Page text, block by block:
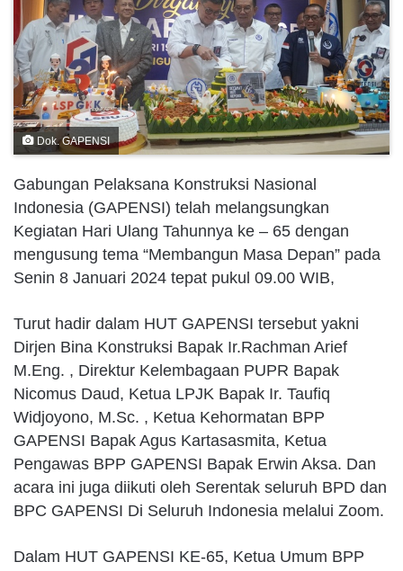
Dok. GAPENSI
Gabungan Pelaksana Konstruksi Nasional
Indonesia (GAPENSI) telah melangsungkan
Kegiatan Hari Ulang Tahunnya ke – 65 dengan
mengusung tema “Membangun Masa Depan” pada
Senin 8 Januari 2024 tepat pukul 09.00 WIB,
Turut hadir dalam HUT GAPENSI tersebut yakni
Dirjen Bina Konstruksi Bapak Ir.Rachman Arief
M.Eng. , Direktur Kelembagaan PUPR Bapak
Nicomus Daud, Ketua LPJK Bapak Ir. Taufiq
Widjoyono, M.Sc. , Ketua Kehormatan BPP
GAPENSI Bapak Agus Kartasasmita, Ketua
Pengawas BPP GAPENSI Bapak Erwin Aksa. Dan
acara ini juga diikuti oleh Serentak seluruh BPD dan
BPC GAPENSI Di Seluruh Indonesia melalui Zoom.
Dalam HUT GAPENSI KE-65, Ketua Umum BPP